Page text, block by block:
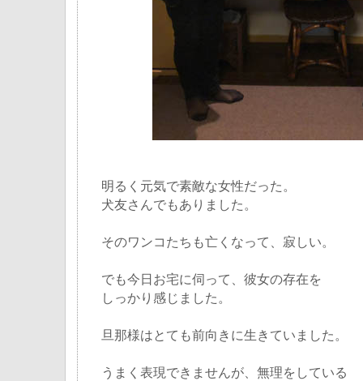
明るく元気で素敵な女性だった。
犬友さんでもありました。
そのワンコたちも亡くなって、寂しい。
でも今日お宅に伺って、彼女の存在を
しっかり感じました。
旦那様はとても前向きに生きていました。
うまく表現できませんが、無理をしている